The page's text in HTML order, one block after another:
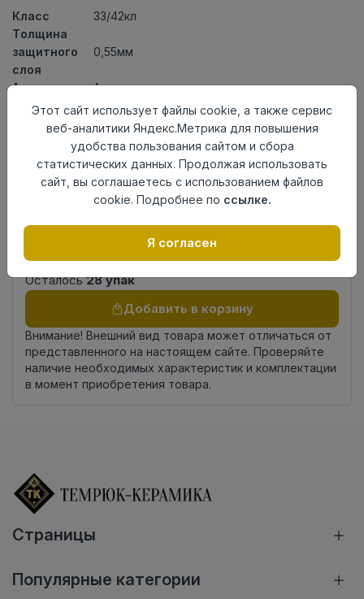
Класс
33/42кл
Толщина
защитного
слоя
0,55мм
АктуальностьАктуален
Толщина
2,7мм
Размер
457,2x457,2мм
Теплый пол
до +27 градусов
Способ
На клей
Страна
Осталось28 упак
Добавить в корзину
Внимание! Внешний вид товара может отличаться от
представленного на настоящем сайте. Проверяйте
наличие необходимых характеристик и комплектации
в момент приобретения товара.
Страницы
Популярные категории
Этот сайт использует файлы cookie, а также сервис
веб-аналитики Яндекс.Метрика для повышения
удобства пользования сайтом и сбора
статистических данных. Продолжая использовать
сайт, вы соглашаетесь с использованием файлов
cookie. Подробнее по ссылке.
Я согласен